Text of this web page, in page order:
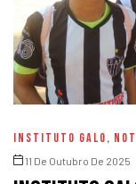
INSTITUTO GALO,
11 De Outubro De 2025